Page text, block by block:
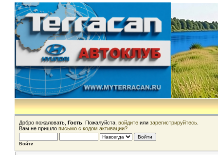
Добро пожаловать, Гость . Пожалуйста, войдите или зарегистрируйтесь
Вам не пришло письмо с кодом активации?
Войти